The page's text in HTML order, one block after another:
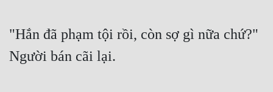
Đẹp Hiệp
"Hắn đã phạm tội rồi, còn sợ gì nữa chứ?"